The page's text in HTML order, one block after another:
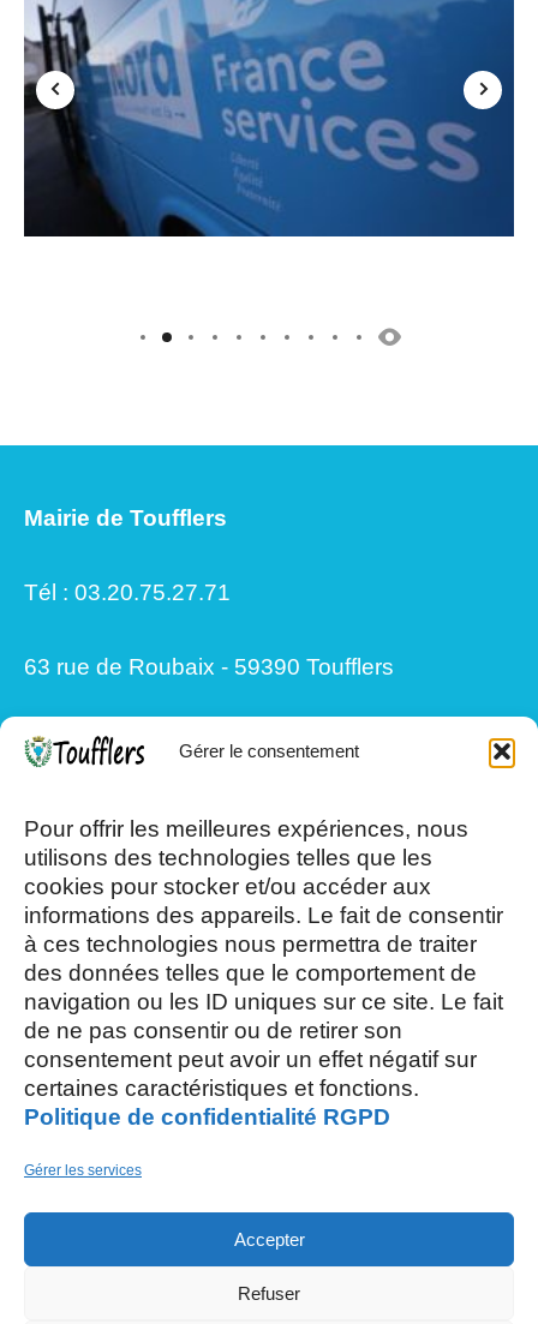
Gérer le consentement
Pour offrir les meilleures expériences, nous
utilisons des technologies telles que les
cookies pour stocker et/ou accéder aux
informations des appareils. Le fait de consentir
à ces technologies nous permettra de traiter
des données telles que le comportement de
navigation ou les ID uniques sur ce site. Le fait
de ne pas consentir ou de retirer son
consentement peut avoir un effet négatif sur
certaines caractéristiques et fonctions.
Politique de confidentialité RGPD
Gérer les services
Accepter
Refuser
7 juillet 2026
Mairie de Toufflers
Tél : 03.20.75.27.71
63 rue de Roubaix - 59390 Toufflers
13h30/17h15
Mercredi et Samedi : 8h- 12h
AOÛT, 2026
03
M